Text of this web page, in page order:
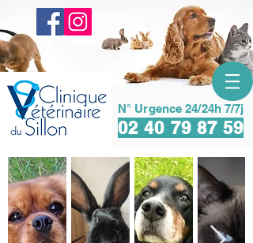
N° Urgence 24/24h 7/7j
02 40 79 87 59